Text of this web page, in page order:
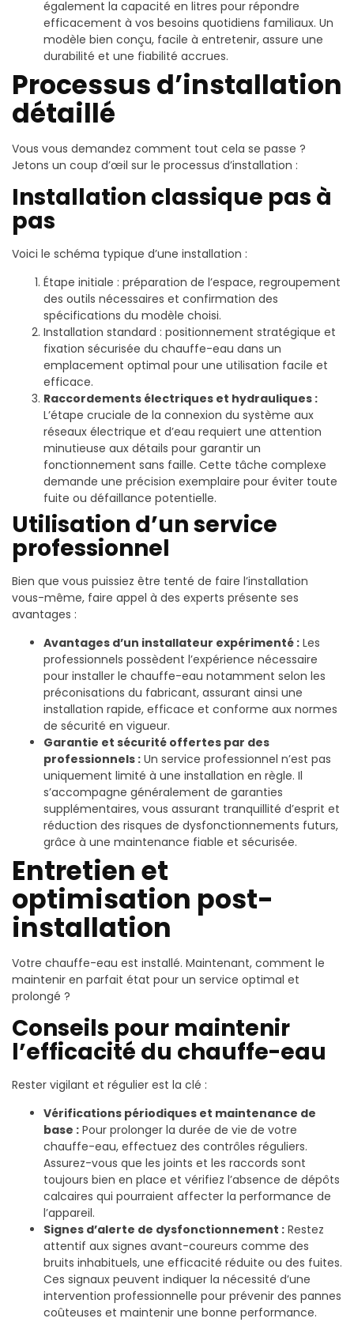
également la capacité en litres pour répondre
efficacement à vos besoins quotidiens familiaux. Un
modèle bien conçu, facile à entretenir, assure une
durabilité et une fiabilité accrues.
Processus d’installation
détaillé
Vous vous demandez comment tout cela se passe ?
Jetons un coup d’œil sur le processus d’installation :
Installation classique pas à
pas
Voici le schéma typique d’une installation :
Étape initiale : préparation de l’espace, regroupement
des outils nécessaires et confirmation des
spécifications du modèle choisi.
Installation standard : positionnement stratégique et
fixation sécurisée du chauffe-eau dans un
emplacement optimal pour une utilisation facile et
efficace.
Raccordements électriques et hydrauliques :
L’étape cruciale de la connexion du système aux
réseaux électrique et d’eau requiert une attention
minutieuse aux détails pour garantir un
fonctionnement sans faille. Cette tâche complexe
demande une précision exemplaire pour éviter toute
fuite ou défaillance potentielle.
Utilisation d’un service
professionnel
Bien que vous puissiez être tenté de faire l’installation
vous-même, faire appel à des experts présente ses
avantages :
Avantages d’un installateur expérimenté : Les
professionnels possèdent l’expérience nécessaire
pour installer le chauffe-eau notamment selon les
préconisations du fabricant, assurant ainsi une
installation rapide, efficace et conforme aux normes
de sécurité en vigueur.
Garantie et sécurité offertes par des
professionnels : Un service professionnel n’est pas
uniquement limité à une installation en règle. Il
s’accompagne généralement de garanties
supplémentaires, vous assurant tranquillité d’esprit et
réduction des risques de dysfonctionnements futurs,
grâce à une maintenance fiable et sécurisée.
Entretien et
optimisation post-
installation
Votre chauffe-eau est installé. Maintenant, comment le
maintenir en parfait état pour un service optimal et
prolongé ?
Conseils pour maintenir
l’efficacité du chauffe-eau
Rester vigilant et régulier est la clé :
Vérifications périodiques et maintenance de
base : Pour prolonger la durée de vie de votre
chauffe-eau, effectuez des contrôles réguliers.
Assurez-vous que les joints et les raccords sont
toujours bien en place et vérifiez l’absence de dépôts
calcaires qui pourraient affecter la performance de
l’appareil.
Signes d’alerte de dysfonctionnement : Restez
attentif aux signes avant-coureurs comme des
bruits inhabituels, une efficacité réduite ou des fuites.
Ces signaux peuvent indiquer la nécessité d’une
intervention professionnelle pour prévenir des pannes
coûteuses et maintenir une bonne performance.